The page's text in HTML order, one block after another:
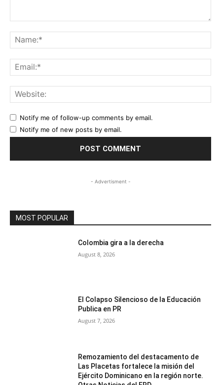
Notify me of follow-up comments by email.
Notify me of new posts by email.
- Advertisment -
MOST POPULAR
Colombia gira a la derecha
August 8, 2026
El Colapso Silencioso de la Educación
Publica en PR
August 7, 2026
Remozamiento del destacamento de
Las Placetas fortalece la misión del
Ejército Dominicano en la región norte.